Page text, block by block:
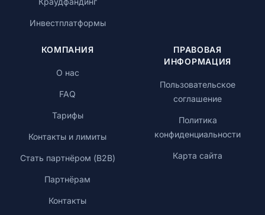
Инвестплатформы
КОМПАНИЯ
О нас
FAQ
Тарифы
Контакты и лимиты
Стать партнёром (B2B)
Партнёрам
Контакты
ПРАВОВАЯ
ИНФОРМАЦИЯ
Пользовательское
соглашение
Политика
конфиденциальности
Карта сайта